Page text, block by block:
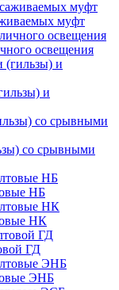
муфт
освещения
и
со срывными
НБ
НК
ГД
ЭНБ